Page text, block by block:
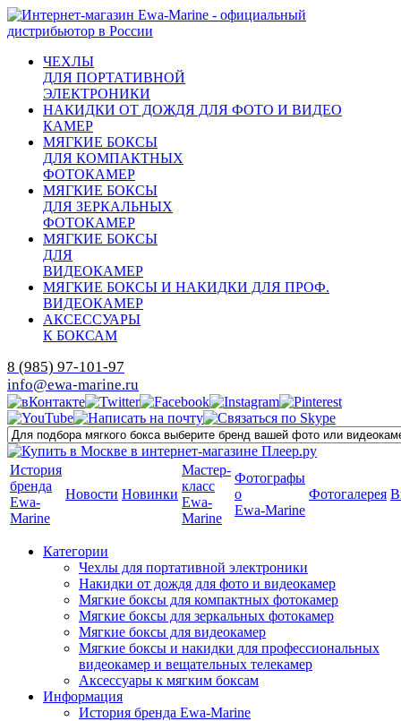
ЧЕХЛЫ
ДЛЯ ПОРТАТИВНОЙ
ЭЛЕКТРОНИКИ
НАКИДКИ ОТ ДОЖДЯ ДЛЯ ФОТО И ВИДЕО
КАМЕР
МЯГКИЕ БОКСЫ
ДЛЯ КОМПАКТНЫХ
ФОТОКАМЕР
МЯГКИЕ БОКСЫ
ДЛЯ ЗЕРКАЛЬНЫХ
ФОТОКАМЕР
МЯГКИЕ БОКСЫ
ДЛЯ
ВИДЕОКАМЕР
МЯГКИЕ БОКСЫ И НАКИДКИ ДЛЯ ПРОФ.
ВИДЕОКАМЕР
АКСЕССУАРЫ
К БОКСАМ
8 (985) 97-101-97
info@ewa-marine.ru
История
бренда
Ewa-
Marine
Новости Новинки
Мастер-
класс
Ewa-
Marine
Фотографы
о
Ewa-Marine
Фотогалерея
Категории
Чехлы для портативной электроники
Накидки от дождя для фото и видеокамер
Мягкие боксы для компактных фотокамер
Мягкие боксы для зеркальных фотокамер
Мягкие боксы для видеокамер
Мягкие боксы и накидки для профессиональных
видеокамер и вещательных телекамер
Аксессуары к мягким боксам
Информация
История бренда Ewa-Marine